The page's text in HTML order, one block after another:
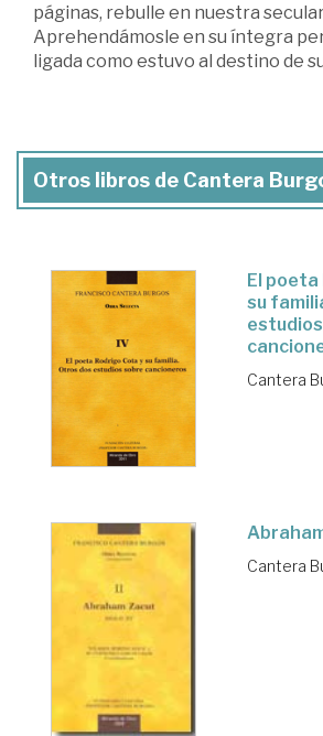
páginas, rebulle en nuestra
Aprehendámosle en su íntegra
ligada como estuvo al destino de
Otros libros de Cantera
El poeta
su
Cantera
Cantera